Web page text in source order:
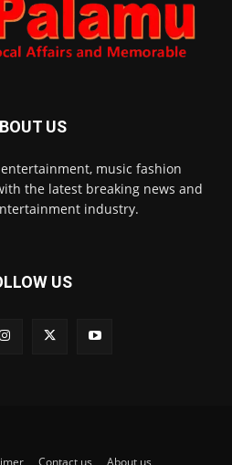
US
music fashion
the latest breaking news and
industry.
US
Contact us About us